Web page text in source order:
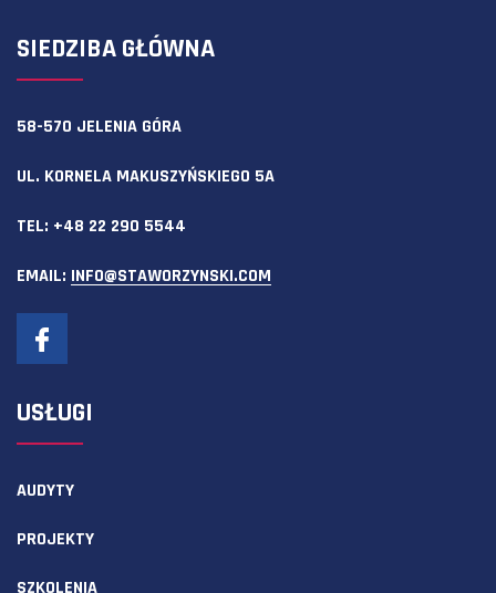
SIEDZIBA GŁÓWNA
58-570 JELENIA GÓRA
UL. KORNELA MAKUSZYŃSKIEGO 5A
TEL: +48 22 290 5544
EMAIL: INFO@STAWORZYNSKI.COM
USŁUGI
AUDYTY
PROJEKTY
SZKOLENIA